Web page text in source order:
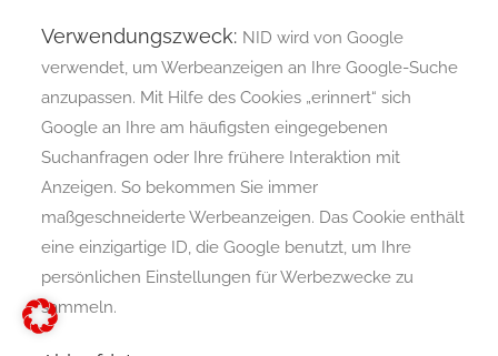
Verwendungszweck: NID wird von Google
verwendet, um Werbeanzeigen an Ihre Google-Suche
anzupassen. Mit Hilfe des Cookies „erinnert“ sich
Google an Ihre am häufigsten eingegebenen
Suchanfragen oder Ihre frühere Interaktion mit
Anzeigen. So bekommen Sie immer
maßgeschneiderte Werbeanzeigen. Das Cookie enthält
eine einzigartige ID, die Google benutzt, um Ihre
persönlichen Einstellungen für Werbezwecke zu
sammeln.